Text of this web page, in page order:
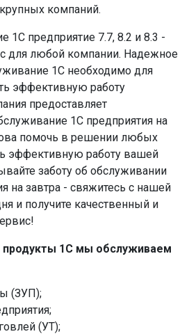
компаний.
1С предприятие 7.7, 8.2 и 8.3 -
для любой компании. Надежное
1С необходимо для
эффективную работу
предоставляет
1С предприятия на
помочь в решении любых
эффективную работу вашей
заботу об обслуживании
на завтра - свяжитесь с нашей
и получите качественный и
1С мы обслуживаем
(ЗУП);
(УТ);